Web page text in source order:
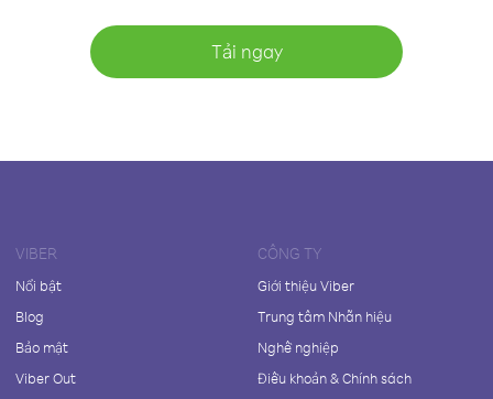
Tải ngay
VIBER
Nổi bật
Blog
Bảo mật
Viber Out
CÔNG TY
Giới thiệu Viber
Trung tâm Nhãn hiệu
Nghề nghiệp
Điều khoản & Chính sách